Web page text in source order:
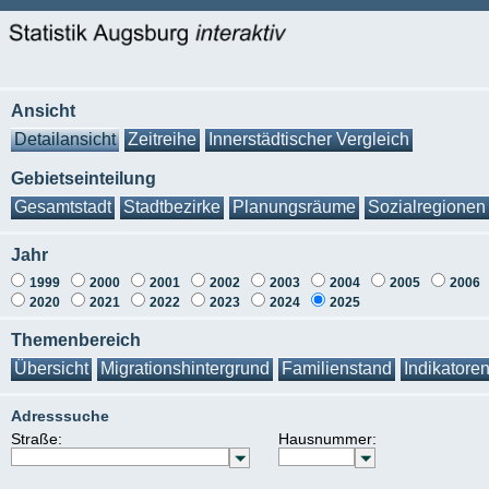
Ansicht
Detailansicht
Zeitreihe Innerstädtischer Vergleich
Gebietseinteilung
Gesamtstadt
Stadtbezirke Planungsräume Sozialregionen
Jahr
1999 2000 2001 2002 2003 2004 2005
2006
2020
2021 2022 2023 2024 2025
Themenbereich
Übersicht
Migrationshintergrund Familienstand Indikatoren
Adresssuche
Straße:
Hausnummer: